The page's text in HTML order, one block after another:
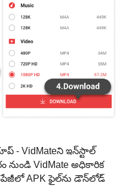
- VidMateని ఇన్‌స్టాల్
నుండి VidMate అధికారిక
APK ఫైల్‌ను డౌన్‌లోడ్